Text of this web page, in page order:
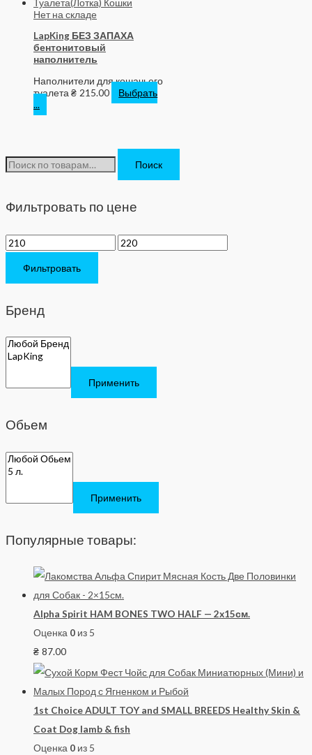
И
с
а
т
ь
Поиск
Фильтровать по цене
Фильтровать
Бренд
Применить
Обьем
Применить
Популярные товары:
Alpha Spirit HAM BONES TWO HALF — 2x15см.
Оценка 0 из 5
₴ 87.00
1st Choice ADULT TOY and SMALL BREEDS Healthy Skin &
Coat Dog lamb & fish
Оценка 0 из 5
Нет на складе
LapKing БЕЗ ЗАПАХА
бентонитовый
наполнитель
Наполнители для кошачьего
туалета ₴ 215.00
Выбрать
...